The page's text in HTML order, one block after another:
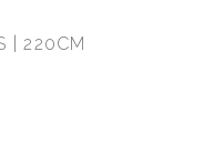
| 220CM